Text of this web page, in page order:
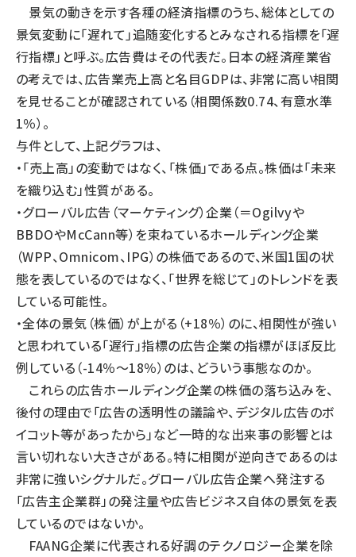
景気の動きを示す各種の経済指標のうち、総体としての
景気変動に「遅れて」追随変化するとみなされる指標を「遅
行指標」と呼ぶ。広告費はその代表だ。日本の経済産業省
の考えでは、広告業売上高と名目GDPは、非常に高い相関
を見せることが確認されている（相関係数0.74、有意水準
1％）。
与件として、上記グラフは、
・「売上高」の変動ではなく、「株価」である点。株価は「未来
を織り込む」性質がある。
・グローバル広告（マーケティング）企業（＝Ogilvyや
BBDOやMcCann等）を束ねているホールディング企業
（WPP、Omnicom、IPG）の株価であるので、米国1国の状
態を表しているのではなく、「世界を総じて」のトレンドを表
している可能性。
・全体の景気（株価）が上がる（+18％）のに、相関性が強い
と思われている「遅行」指標の広告企業の指標がほぼ反比
例している（-14％〜18％）のは、どういう事態なのか。
これらの広告ホールディング企業の株価の落ち込みを、
後付の理由で「広告の透明性の議論や、デジタル広告のボ
イコット等があったから」など一時的な出来事の影響とは
言い切れない大きさがある。特に相関が逆向きであるのは
非常に強いシグナルだ。グローバル広告企業へ発注する
「広告主企業群」の発注量や広告ビジネス自体の景気を表
しているのではないか。
FAANG企業に代表される好調のテクノロジー企業を除